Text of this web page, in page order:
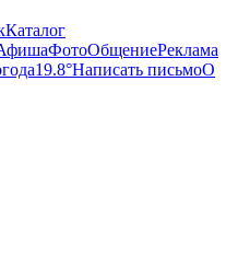
Каталог
ФотоОбщениеРеклама
19.8°Написать письмоО